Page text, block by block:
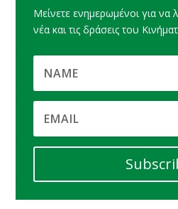
Μείνετε ενημερωμένοι για να
νέα και τις δράσεις του